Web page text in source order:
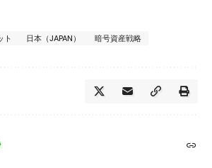
ト 日本（JAPAN） 暗号資産戦略